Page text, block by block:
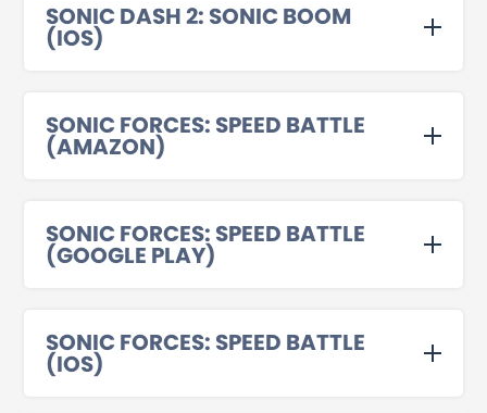
SONIC DASH 2: SONIC BOOM
(IOS)
SONIC FORCES: SPEED BATTLE
(AMAZON)
SONIC FORCES: SPEED BATTLE
(GOOGLE PLAY)
SONIC FORCES: SPEED BATTLE
(IOS)